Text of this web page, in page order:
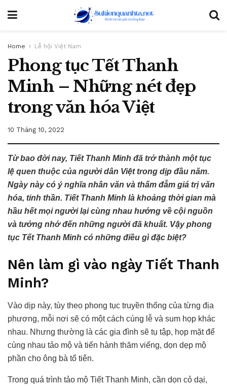
Home Lễ hội Việt Nam
Phong tục Tết Thanh
Minh – Những nét đẹp
trong văn hóa Việt
10 Tháng 10, 2022
Từ bao đời nay, Tiết Thanh Minh đã trở thành một tục
lệ quen thuộc của người dân Việt trong dịp đầu năm.
Ngày này có ý nghĩa nhân văn và thấm đẫm giá trị văn
hóa, tinh thần. Tiết Thanh Minh là khoảng thời gian mà
hầu hết mọi người lại cùng nhau hướng về cội nguồn
và tưởng nhớ đến những người đã khuất. Vậy phong
tục Tết Thanh Minh có những điều gì đặc biệt?
Nên làm gì vào ngày Tiết Thanh
Minh?
Vào dịp này, tùy theo phong tục truyền thống của từng địa
phương, mỗi nơi sẽ có một cách cúng lễ và sum họp khác
nhau. Nhưng thường là các gia đình sẽ tụ tập, họp mặt để
cùng nhau tảo mộ và tiến hành thăm viếng, dọn dẹp mộ
phần cho ông bà tổ tiên.
Trong quá trình tảo mộ Tiết Thanh Minh, cần dọn cỏ dại,